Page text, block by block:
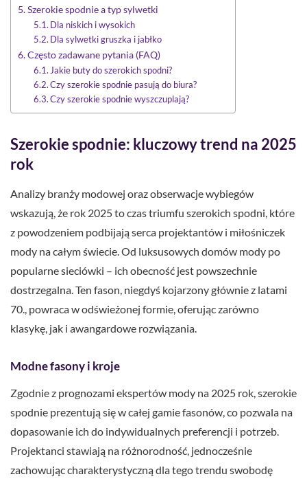
Szerokie spodnie a typ sylwetki
Dla niskich i wysokich
Dla sylwetki gruszka i jabłko
Często zadawane pytania (FAQ)
Jakie buty do szerokich spodni?
Czy szerokie spodnie pasują do biura?
Czy szerokie spodnie wyszczuplają?
Szerokie spodnie: kluczowy trend na 2025
rok
Analizy branży modowej oraz obserwacje wybiegów
wskazują, że rok 2025 to czas triumfu szerokich spodni, które
z powodzeniem podbijają serca projektantów i miłośniczek
mody na całym świecie. Od luksusowych domów mody po
popularne sieciówki – ich obecność jest powszechnie
dostrzegalna. Ten fason, niegdyś kojarzony głównie z latami
70., powraca w odświeżonej formie, oferując zarówno
klasykę, jak i awangardowe rozwiązania.
Modne fasony i kroje
Zgodnie z prognozami ekspertów mody na 2025 rok, szerokie
spodnie prezentują się w całej gamie fasonów, co pozwala na
dopasowanie ich do indywidualnych preferencji i potrzeb.
Projektanci stawiają na różnorodność, jednocześnie
zachowując charakterystyczną dla tego trendu swobodę